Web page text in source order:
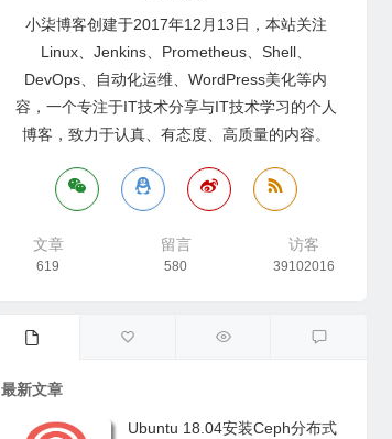
小柒博客创建于2017年12月13日，本站关注
Linux、Jenkins、Prometheus、Shell、
DevOps、自动化运维、WordPress美化等内
容，一个专注于IT技术分享与IT技术学习的个人
博客，致力于认真、有态度、高质量的内容。
文章
619
留言
580
访客
39102016
最新文章
Ubuntu 18.04安装Ceph分布式